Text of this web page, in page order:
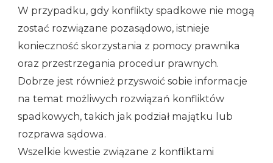
W przypadku, gdy konflikty spadkowe nie mogą
zostać rozwiązane pozasądowo, istnieje
konieczność skorzystania z pomocy prawnika
oraz przestrzegania procedur prawnych.
Dobrze jest również przyswoić sobie informacje
na temat możliwych rozwiązań konfliktów
spadkowych, takich jak podział majątku lub
rozprawa sądowa.
Wszelkie kwestie związane z konfliktami